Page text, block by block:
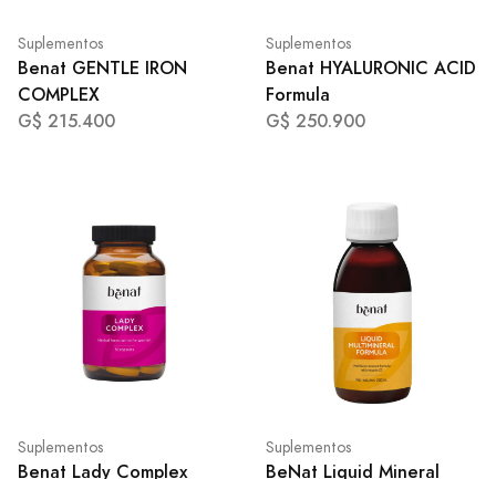
Suplementos
Benat GENTLE IRON
COMPLEX
G$ 215.400
Suplementos
Benat HYALURONIC ACID
Formula
G$ 250.900
Suplementos
Benat Lady Complex
Suplementos
BeNat Liquid Mineral